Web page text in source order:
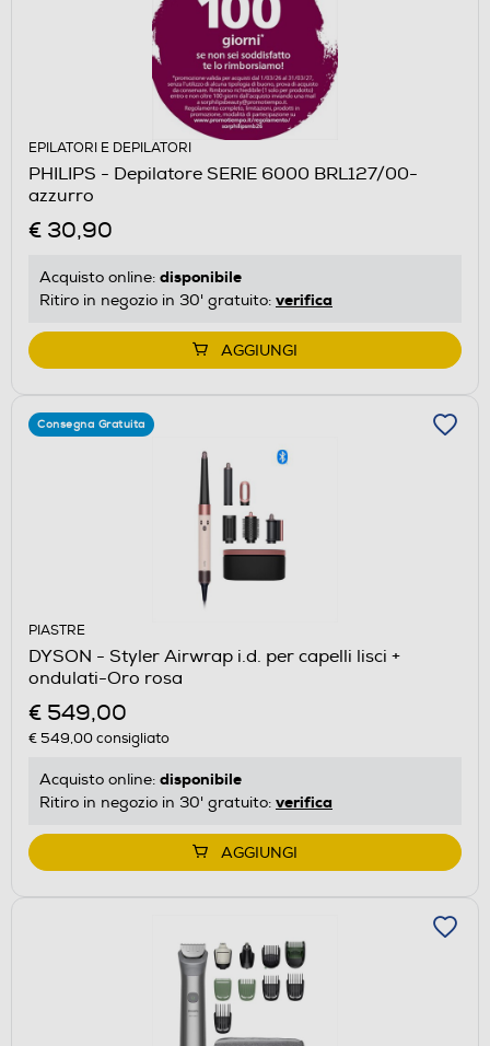
EPILATORI E DEPILATORI
PHILIPS - Depilatore SERIE 6000 BRL127/00-
azzurro
€ 30,90
Acquisto online: disponibile
Ritiro in negozio in 30' gratuito: verifica
AGGIUNGI
Consegna Gratuita
PIASTRE
DYSON - Styler Airwrap i.d. per capelli lisci +
ondulati-Oro rosa
€ 549,00
€ 549,00consigliato
Acquisto online: disponibile
Ritiro in negozio in 30' gratuito: verifica
AGGIUNGI